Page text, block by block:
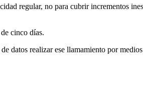
regular, no para cubrir incrementos
cinco días.
datos realizar ese llamamiento por